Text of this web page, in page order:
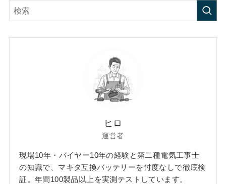
ヒロ
運営者
現場10年・バイヤー10年の経験と第二種電気工事士
の知識で、マキタ互換バッテリーを忖度なしで徹底検
証。年間100製品以上を実測テストしています。